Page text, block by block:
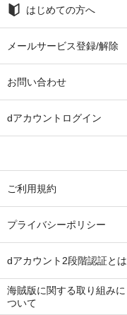
はじめての方へ
メールサービス登録/解除
お問い合わせ
dアカウントログイン
ご利用規約
プライバシーポリシー
dアカウント2段階認証とは
海賊版に関する取り組みに
ついて